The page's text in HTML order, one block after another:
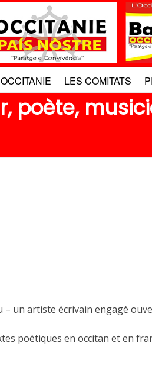
LES COMITATS
poète,
– un artiste écrivain engagé
poétiques en occitan et en